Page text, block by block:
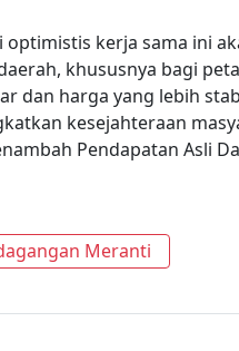
optimistis kerja sama ini
khususnya bagi
dan harga yang lebih
kesejahteraan
Pendapatan Asli
Meranti